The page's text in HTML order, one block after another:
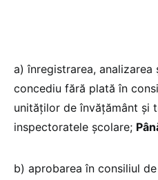
a) înregistrarea,
concediu fără plată în
unităţilor de învăţământ şi
inspectoratele şcolare;
b) aprobarea în consiliul